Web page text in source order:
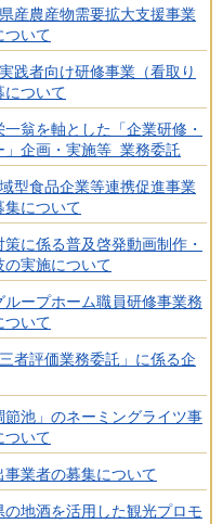
産農産物需要拡大支援事業
ついて
践者向け研修事業（看取り
について
翁を軸とした「企業研修・
」企画・実施等 業務委託
型食品企業等連携促進事業
集について
に係る普及啓発動画制作・
の実施について
ループホーム職員研修事業務
ついて
者評価業務委託」に係る企
節池」のネーミングライツ事
ついて
事業者の募集について
の地酒を活用した観光プロモ